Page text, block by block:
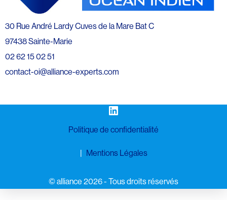
30 Rue André Lardy Cuves de la Mare Bat C
97438 Sainte-Marie
02 62 15 02 51
contact-oi@alliance-experts.com
LinkedIn
Politique de confidentialité
Mentions Légales
©️ alliance 2026 - Tous droits réservés